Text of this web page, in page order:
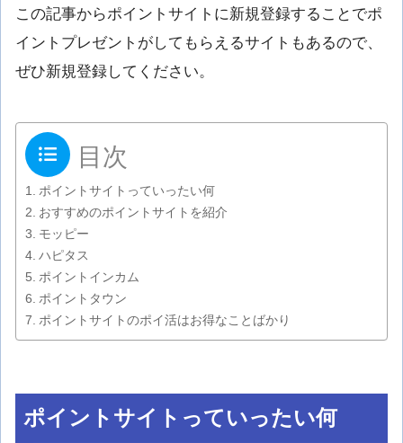
この記事からポイントサイトに新規登録することでポ
イントプレゼントがしてもらえるサイトもあるので、
ぜひ新規登録してください。
目次
ポイントサイトっていったい何
おすすめのポイントサイトを紹介
モッピー
ハピタス
ポイントインカム
ポイントタウン
ポイントサイトのポイ活はお得なことばかり
ポイントサイトっていったい何